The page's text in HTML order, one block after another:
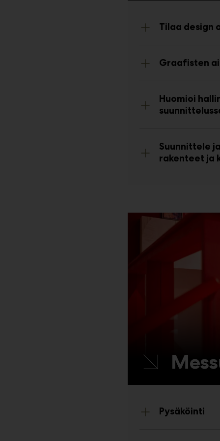
Tilaa design
Graafisten
Huomioi
Suunnittele
rakenteet ja
Pysäköinti